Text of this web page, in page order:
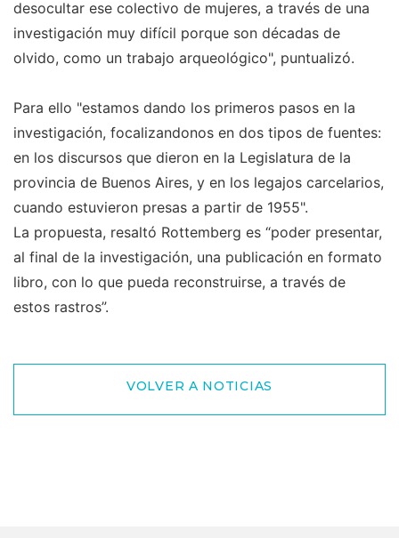
desocultar ese colectivo de mujeres, a través de una
investigación muy difícil porque son décadas de
olvido, como un trabajo arqueológico", puntualizó.
Para ello "estamos dando los primeros pasos en la
investigación, focalizandonos en dos tipos de fuentes:
en los discursos que dieron en la Legislatura de la
provincia de Buenos Aires, y en los legajos carcelarios,
cuando estuvieron presas a partir de 1955".
La propuesta, resaltó Rottemberg es “poder presentar,
al final de la investigación, una publicación en formato
libro, con lo que pueda reconstruirse, a través de
estos rastros”.
VOLVER A NOTICIAS